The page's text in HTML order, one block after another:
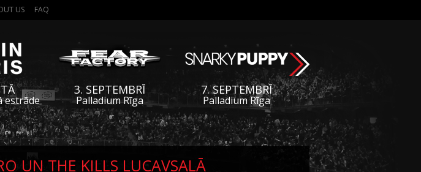
US FAQ
estrāde
3. SEPTEMBRĪ
Palladium Rīga
7. SEPTEMBRĪ
Palladium Rīga
UN THE KILLS LUCAVSALĀ